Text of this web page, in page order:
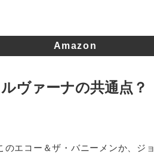
Amazon
ヴァーナの共通点？
エコー＆ザ・バニーメンか、ジョ